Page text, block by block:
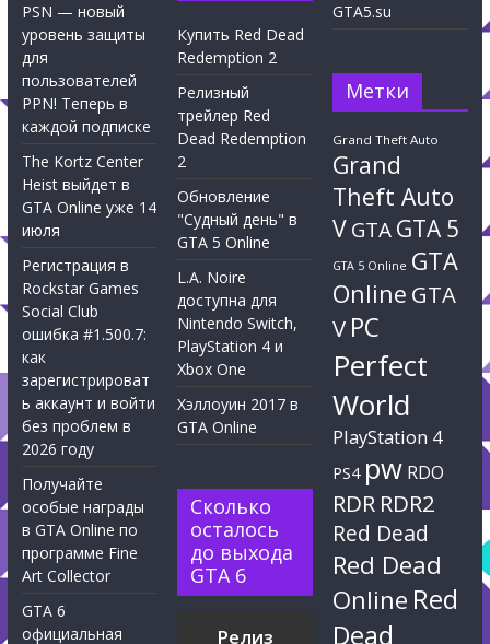
PSN — новый
уровень защиты
для
пользователей
PPN! Теперь в
каждой подписке
The Kortz Center
Heist выйдет в
GTA Online уже 14
июля
Регистрация в
Rockstar Games
Social Club
ошибка #1.500.7:
как
зарегистрироват
ь аккаунт и войти
без проблем в
2026 году
Получайте
особые награды
в GTA Online по
программе Fine
Art Collector
GTA 6
официальная
Купить Red Dead
Redemption 2
Релизный
трейлер Red
Dead Redemption
2
Обновление
"Судный день" в
GTA 5 Online
L.A. Noire
доступна для
Nintendo Switch,
PlayStation 4 и
Xbox One
Хэллоуин 2017 в
GTA Online
Сколько
осталось
до выхода
GTA 6
Релиз
GTA5.su
Метки
Grand Theft Auto
Grand
Theft Auto
VGTAGTA 5
GTA 5 Online GTA
Online GTA
V PC
Perfect
World
PlayStation 4
PS4 pw RDO
RDR RDR2
Red Dead
Red Dead
Online Red
Dead